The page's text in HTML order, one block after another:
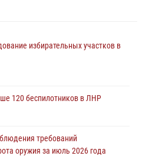
избирательных участков в
120 беспилотников в ЛНР
требований
оружия за июль 2026 года